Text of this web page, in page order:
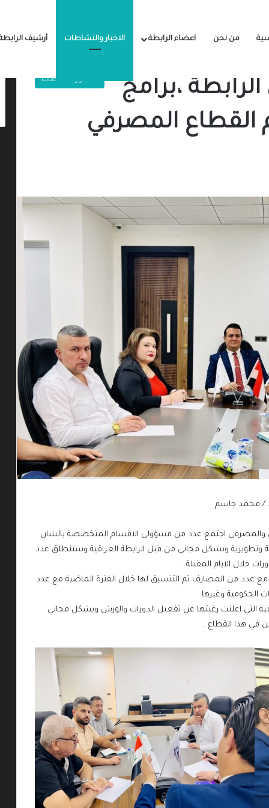
من نحن اعضاء الرابطة الاخبار والنشاطات أرشيف
الاخبار والنشاطات
،برامج
القطاع المصرفي
/ محمد جاسم
والمصرفي اجتمع عدد من مسؤولي الاقسام المتخصصة بالشان
وتطويرية وبشكل مجاني من قبل الرابطة العراقية وستنطلق عدد
خلال الايام المقبلة .
عدد من المصارف تم التنسيق لها خلال الفترة الماضية مع عدد
الحكومية وغيرها
التي اعلنت رغبتها عن تفعيل الدورات والورش وبشكل مجاني
في هذا القطاع .